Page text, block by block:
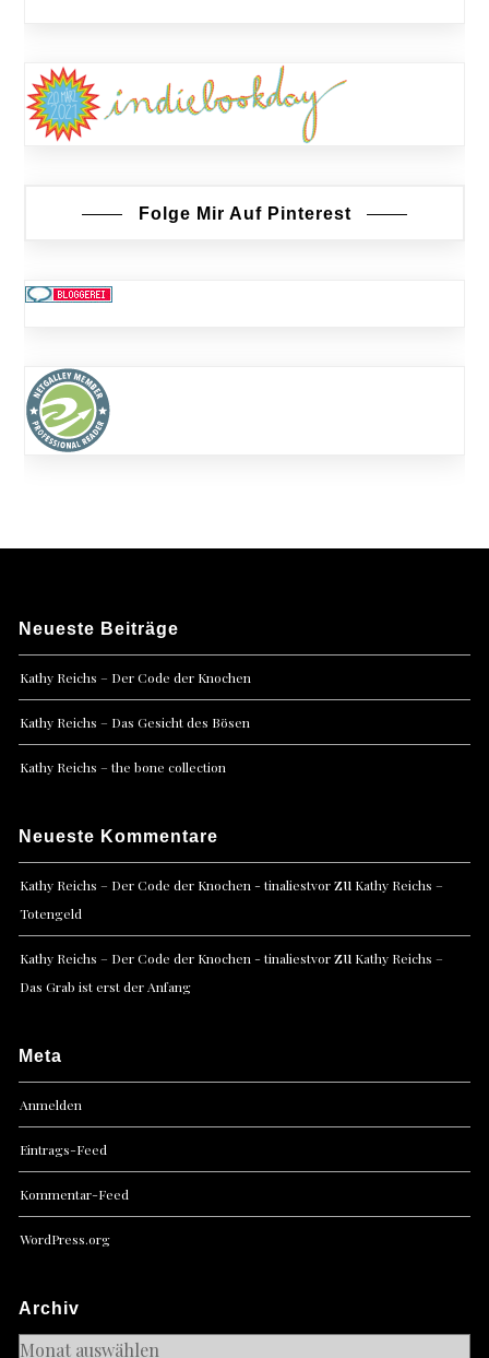
Folge Mir Auf Pinterest
Neueste Beiträge
Kathy Reichs – Der Code der Knochen
Kathy Reichs – Das Gesicht des Bösen
Kathy Reichs – the bone collection
Neueste Kommentare
Kathy Reichs – Der Code der Knochen - tinaliestvorzu Kathy Reichs –
Totengeld
Kathy Reichs – Der Code der Knochen - tinaliestvorzu Kathy Reichs –
Das Grab ist erst der Anfang
Meta
Anmelden
Eintrags-Feed
Kommentar-Feed
WordPress.org
Archiv
Archiv